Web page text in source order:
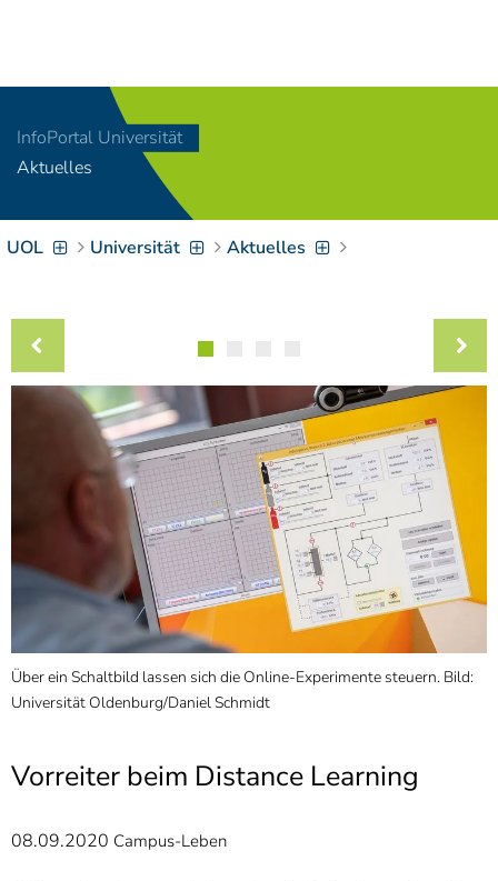
[Access-Key 8
Zum Inhalt springen
Zur Suche springen
[Access-Key 4]
Zur Hauptnavigation
Zielgruppennavigation
9
Zur
Brotkrumennavigation
springen[Access-Key
7]
Informationen zur
Barrierefreiheit
InfoPortal Universität
Aktuelles
UOL Universität Aktuelles
Über ein Schaltbild lassen sich die Online-Experimente steuern. Bild:
Universität Oldenburg/Daniel Schmidt
Vorreiter beim Distance Learning
08.09.2020 Campus-Leben